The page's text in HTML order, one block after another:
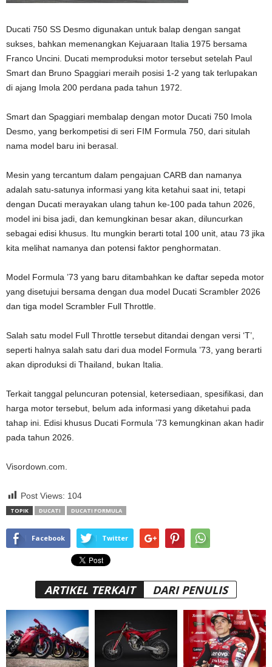
Ducati 750 SS Desmo digunakan untuk balap dengan sangat
sukses, bahkan memenangkan Kejuaraan Italia 1975 bersama
Franco Uncini. Ducati memproduksi motor tersebut setelah Paul
Smart dan Bruno Spaggiari meraih posisi 1-2 yang tak terlupakan
di ajang Imola 200 perdana pada tahun 1972.
Smart dan Spaggiari membalap dengan motor Ducati 750 Imola
Desmo, yang berkompetisi di seri FIM Formula 750, dari situlah
nama model baru ini berasal.
Mesin yang tercantum dalam pengajuan CARB dan namanya
adalah satu-satunya informasi yang kita ketahui saat ini, tetapi
dengan Ducati merayakan ulang tahun ke-100 pada tahun 2026,
model ini bisa jadi, dan kemungkinan besar akan, diluncurkan
sebagai edisi khusus. Itu mungkin berarti total 100 unit, atau 73 jika
kita melihat namanya dan potensi faktor penghormatan.
Model Formula ’73 yang baru ditambahkan ke daftar sepeda motor
yang disetujui bersama dengan dua model Ducati Scrambler 2026
dan tiga model Scrambler Full Throttle.
Salah satu model Full Throttle tersebut ditandai dengan versi ‘T’,
seperti halnya salah satu dari dua model Formula ’73, yang berarti
akan diproduksi di Thailand, bukan Italia.
Terkait tanggal peluncuran potensial, ketersediaan, spesifikasi, dan
harga motor tersebut, belum ada informasi yang diketahui pada
tahap ini. Edisi khusus Ducati Formula ’73 kemungkinan akan hadir
pada tahun 2026.
Visordown.com
Post Views: 104
TOPIK DUCATI DUCATI FORMULA
Facebook Twitter
ARTIKEL TERKAIT DARI PENULIS